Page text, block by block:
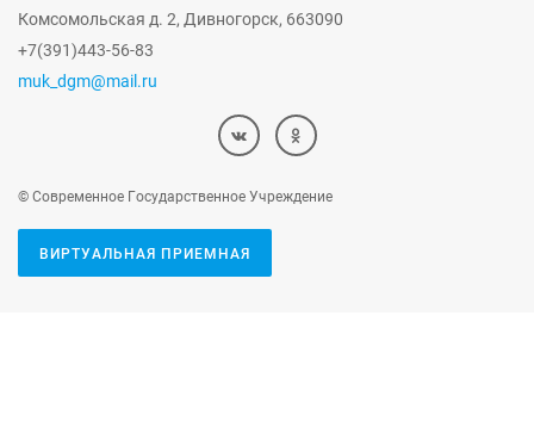
Комсомольская д. 2, Дивногорск, 663090
+7(391)443-56-83
muk_dgm@mail.ru
© Современное Государственное Учреждение
ВИРТУАЛЬНАЯ ПРИЕМНАЯ